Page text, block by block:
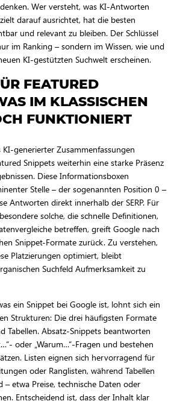
Wer versteht, was KI-Antworten
darauf ausrichtet, hat die besten
und relevant zu bleiben. Der Schlüssel
im Ranking – sondern im Wissen, wie und
KI-gestützten Suchwelt erscheinen.
FEATURED
IM KLASSISCHEN
FUNKTIONIERT
generierter Zusammenfassungen
Snippets weiterhin eine starke Präsenz
Diese Informationsboxen
Stelle – der sogenannten Position 0 –
Antworten direkt innerhalb der SERP. Für
solche, die schnelle Definitionen,
betreffen, greift Google nach
Snippet-Formate zurück. Zu verstehen,
Platzierungen optimiert, bleibt
Suchfeld Aufmerksamkeit zu
ein Snippet bei Google ist, lohnt sich ein
Strukturen: Die drei häufigsten Formate
Tabellen. Absatz-Snippets beantworten
oder „Warum…“-Fragen und bestehen
Listen eignen sich hervorragend für
oder Ranglisten, während Tabellen
– etwa Preise, technische Daten oder
Entscheidend ist, dass der Inhalt klar